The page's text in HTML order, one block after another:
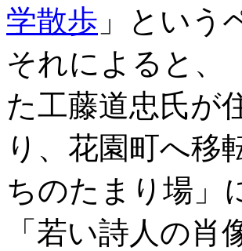
学散歩 」という
それによると、
た工藤道忠氏が
り、花園町へ移
ちのたまり場」
「若い詩人の